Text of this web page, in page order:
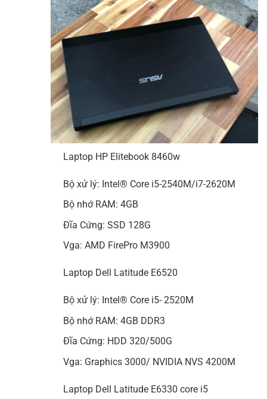
Laptop HP Elitebook 8460w
Bộ xử lý: Intel® Core i5-2540M/i7-2620M
Bộ nhớ RAM: 4GB
Đĩa Cứng: SSD 128G
Vga: AMD FirePro M3900
Laptop Dell Latitude E6520
Bộ xử lý: Intel® Core i5- 2520M
Bộ nhớ RAM: 4GB DDR3
Đĩa Cứng: HDD 320/500G
Vga: Graphics 3000/ NVIDIA NVS 4200M
Laptop Dell Latitude E6330 core i5